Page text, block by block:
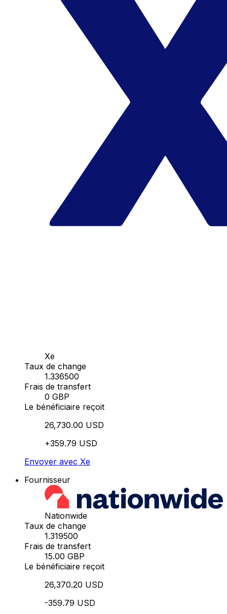
Xe
Taux de change
1.336500
Frais de transfert
0 GBP
Le bénéficiaire reçoit
26,730.00 USD
+359.79 USD
Envoyer avec Xe
Fournisseur
Nationwide
Taux de change
1.319500
Frais de transfert
15.00 GBP
Le bénéficiaire reçoit
26,370.20 USD
-359.79 USD